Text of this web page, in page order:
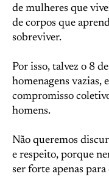
de mulheres que
de corpos que
sobreviver.
Por isso, talvez o 8
homenagens vazias,
compromisso
homens.
Não queremos
e respeito, porque
ser forte apenas